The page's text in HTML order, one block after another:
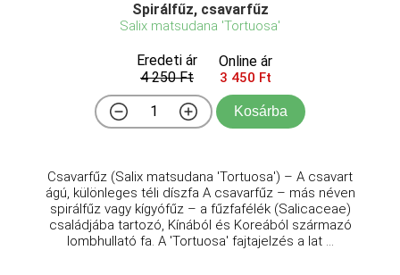
Spirálfűz, csavarfűz
Salix matsudana 'Tortuosa'
Eredeti ár
4 250 Ft
Online ár
3 450 Ft
Kosárba
Csavarfűz (Salix matsudana 'Tortuosa') – A csavart
ágú, különleges téli díszfa A csavarfűz – más néven
spirálfűz vagy kígyófűz – a fűzfafélék (Salicaceae)
családjába tartozó, Kínából és Koreából származó
lombhullató fa. A 'Tortuosa' fajtajelzés a lat ...